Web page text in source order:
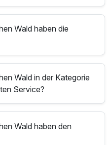
Wald haben die
Wald in der Kategorie
Service?
Wald haben den